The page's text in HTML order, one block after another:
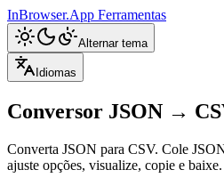
InBrowser.App Ferramentas
Alternar tema
Idiomas
Conversor JSON →
Converta JSON para CSV. Cole
ajuste opções, visualize, copie e baixe.